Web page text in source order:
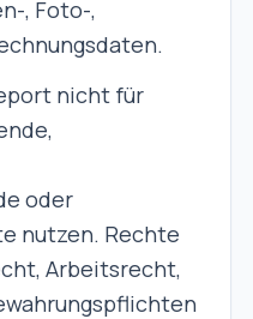
, Foto-,
nicht für
oder
nutzen. Rechte
Arbeitsrecht,